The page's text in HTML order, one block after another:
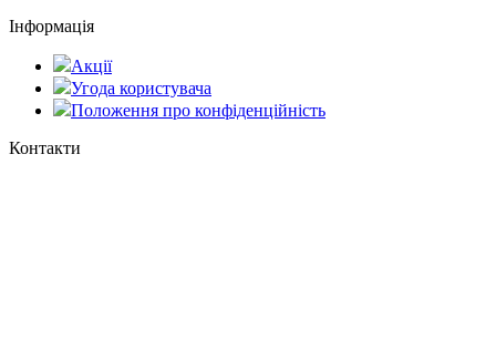
Інформація
Акції
Угода користувача
Положення про конфіденційність
Контакти